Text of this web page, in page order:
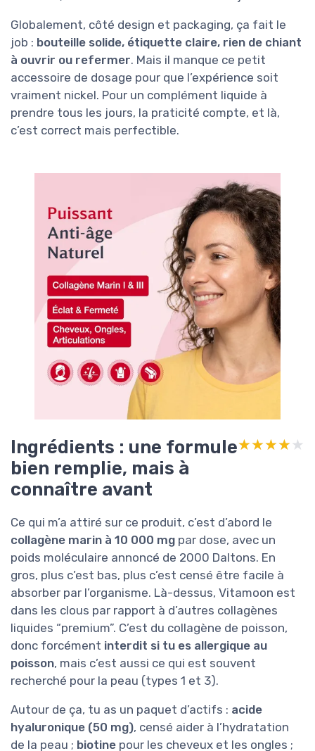
Globalement, côté design et packaging, ça fait le
job : bouteille solide, étiquette claire, rien de chiant
à ouvrir ou refermer. Mais il manque ce petit
accessoire de dosage pour que l’expérience soit
vraiment nickel. Pour un complément liquide à
prendre tous les jours, la praticité compte, et là,
c’est correct mais perfectible.
Ingrédients : une formule
bien remplie, mais à
connaître avant
★★★★★
★★★★★
Ce qui m’a attiré sur ce produit, c’est d’abord le
collagène marin à 10 000 mg par dose, avec un
poids moléculaire annoncé de 2000 Daltons. En
gros, plus c’est bas, plus c’est censé être facile à
absorber par l’organisme. Là-dessus, Vitamoon est
dans les clous par rapport à d’autres collagènes
liquides “premium”. C’est du collagène de poisson,
donc forcément interdit si tu es allergique au
poisson, mais c’est aussi ce qui est souvent
recherché pour la peau (types 1 et 3).
Autour de ça, tu as un paquet d’actifs : acide
hyaluronique (50 mg), censé aider à l’hydratation
de la peau ; biotine pour les cheveux et les ongles ;